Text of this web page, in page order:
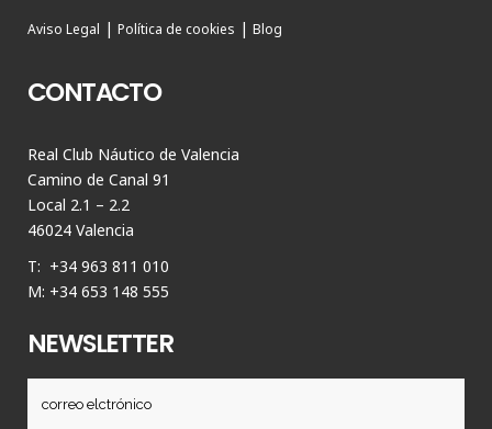
Aviso Legal | Política de cookies | Blog
CONTACTO
Real Club Náutico de Valencia
Camino de Canal 91
Local 2.1 – 2.2
46024 Valencia
T: +34 963 811 010
M: +34 653 148 555
NEWSLETTER